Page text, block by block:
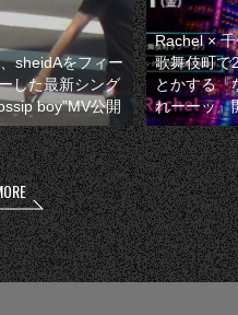
sheidAをフィー
した最新シング
boy”MV公開
Rachel ×
歌舞伎町で
とかする『
れーーッ』